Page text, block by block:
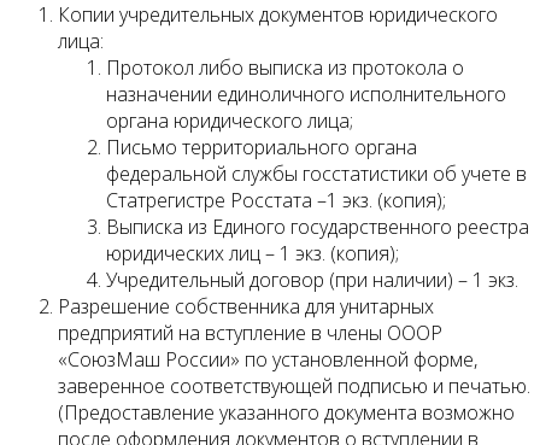
Копии учредительных документов юридического
лица:
Протокол либо выписка из протокола о
назначении единоличного исполнительного
органа юридического лица;
Письмо территориального органа
федеральной службы госстатистики об учете в
Статрегистре Росстата –1 экз. (копия);
Выписка из Единого государственного реестра
юридических лиц – 1 экз. (копия);
Учредительный договор (при наличии) – 1 экз.
Разрешение собственника для унитарных
предприятий на вступление в члены ОООР
«СоюзМаш России» по установленной форме,
заверенное соответствующей подписью и печатью.
(Предоставление указанного документа возможно
после оформления документов о вступлении в